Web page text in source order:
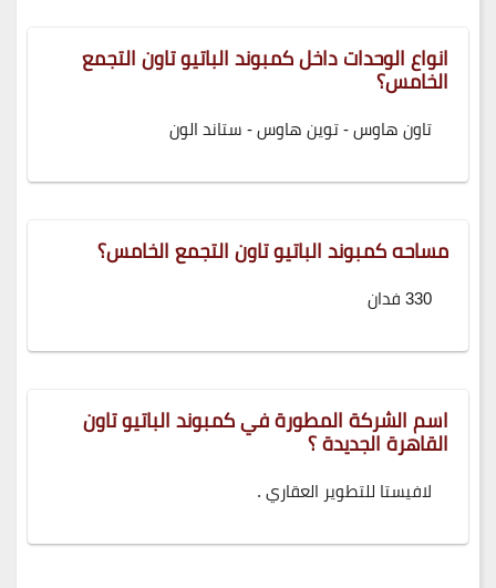
انواع الوحدات داخل كمبوند الباتيو تاون التجمع
الخامس؟
تاون هاوس - توين هاوس - ستاند الون
مساحه كمبوند الباتيو تاون التجمع الخامس؟
330 فدان
اسم الشركة المطورة في كمبوند الباتيو تاون
القاهرة الجديدة ؟
لافيستا للتطوير العقاري .